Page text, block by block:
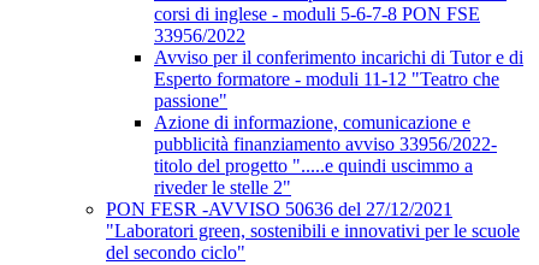
corsi di inglese - moduli 5-6-7-8 PON FSE
33956/2022
Avviso per il conferimento incarichi di Tutor e di
Esperto formatore - moduli 11-12 "Teatro che
passione"
Azione di informazione, comunicazione e
pubblicità finanziamento avviso 33956/2022-
titolo del progetto ".....e quindi uscimmo a
riveder le stelle 2"
PON FESR -AVVISO 50636 del 27/12/2021
"Laboratori green, sostenibili e innovativi per le scuole
del secondo ciclo"